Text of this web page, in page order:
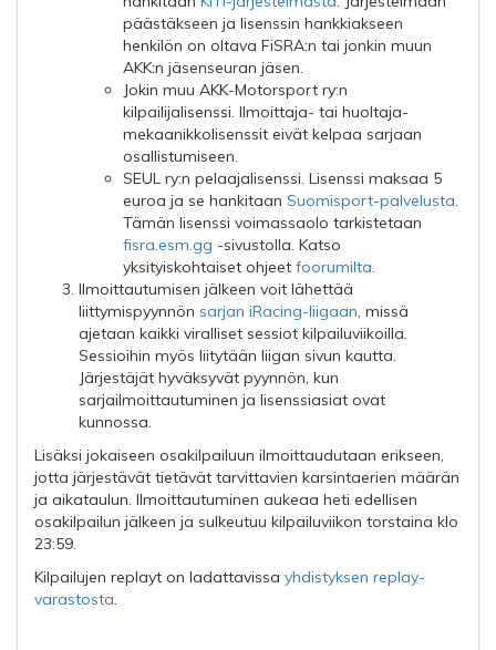
päästäkseen ja lisenssin hankkiakseen
henkilön on oltava FiSRA:n tai jonkin muun
AKK:n jäsenseuran jäsen.
Jokin muu AKK-Motorsport ry:n
kilpailijalisenssi. Ilmoittaja- tai huoltaja-
mekaanikkolisenssit eivät kelpaa sarjaan
osallistumiseen.
SEUL ry:n pelaajalisenssi. Lisenssi maksaa 5
euroa ja se hankitaan Suomisport-palvelusta.
Tämän lisenssi voimassaolo tarkistetaan
fisra.esm.gg -sivustolla. Katso
yksityiskohtaiset ohjeet foorumilta.
Ilmoittautumisen jälkeen voit lähettää
liittymispyynnön sarjan iRacing-liigaan, missä
ajetaan kaikki viralliset sessiot kilpailuviikoilla.
Sessioihin myös liitytään liigan sivun kautta.
Järjestäjät hyväksyvät pyynnön, kun
sarjailmoittautuminen ja lisenssiasiat ovat
kunnossa.
Lisäksi jokaiseen osakilpailuun ilmoittaudutaan erikseen,
jotta järjestävät tietävät tarvittavien karsintaerien määrän
ja aikataulun. Ilmoittautuminen aukeaa heti edellisen
osakilpailun jälkeen ja sulkeutuu kilpailuviikon torstaina klo
23:59.
Kilpailujen replayt on ladattavissa yhdistyksen replay-
varastosta.